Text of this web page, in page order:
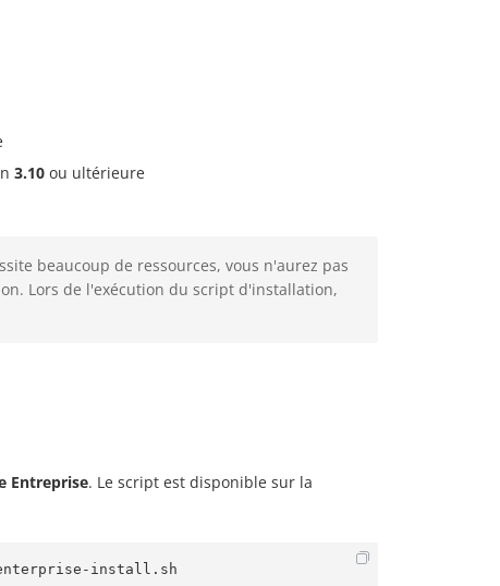
3.10 ou ultérieure
beaucoup de ressources, vous n'aurez pas
Lors de l'exécution du script d'installation,
Entreprise. Le script est disponible sur la
install.sh